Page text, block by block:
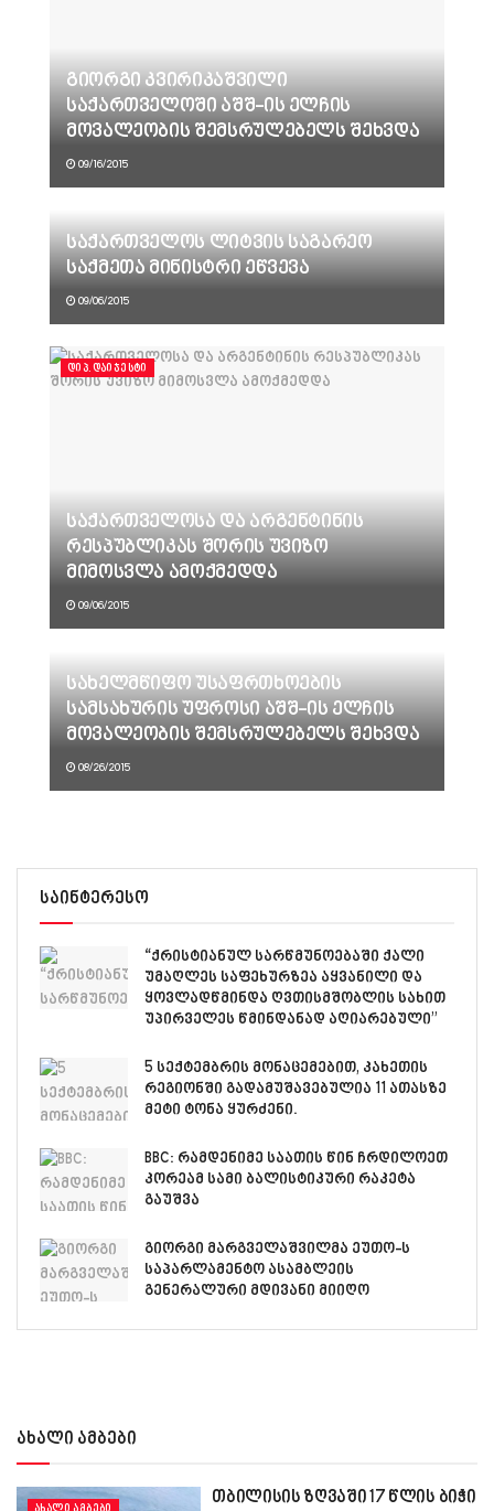
გიორგი კვირიკაშვილი
საქართველოში აშშ-ის ელჩის
მოვალეობის შემსრულებელს შეხვდა
09/16/2015
საქართველოს ლიტვის საგარეო
საქმეთა მინისტრი ეწვევა
09/06/2015
ᲓᲘᲞ.ᲓᲐᲘᲯᲔᲡᲢᲘ
საქართველოსა და არგენტინის
რესპუბლიკას შორის უვიზო
მიმოსვლა ამოქმედდა
09/06/2015
სახელმწიფო უსაფრთხოების
სამსახურის უფროსი აშშ-ის ელჩის
მოვალეობის შემსრულებელს შეხვდა
08/26/2015
საინტერესო
“ქრისტიანულ სარწმუნოებაში ქალი
უმაღლეს საფეხურზეა აყვანილი და
ყოვლადწმინდა ღვთისმშობლის სახით
უპირველეს წმინდანად აღიარებული”
5 სექტემბრის მონაცემებით, კახეთის
რეგიონში გადამუშავებულია 11 ათასზე
მეტი ტონა ყურძენი.
BBC: რამდენიმე საათის წინ ჩრდილოეთ
კორეამ სამი ბალისტიკური რაკეტა
გაუშვა
გიორგი მარგველაშვილმა ეუთო-ს
საპარლამენტო ასამბლეის
გენერალური მდივანი მიიღო
ახალი ამბები
ᲐᲮᲐᲚᲘ ᲐᲛᲑᲔᲑᲘ
თბილისის ზღვაში 17 წლის ბიჭი